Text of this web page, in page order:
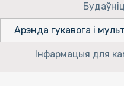
Арэнда гукавога і
Інфармацыя для